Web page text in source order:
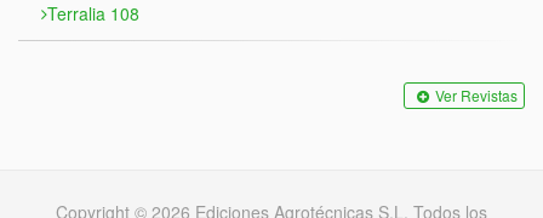
Terralia 108
Ver Revistas
Copyright © 2026 Ediciones Agrotécnicas S.L. Todos los